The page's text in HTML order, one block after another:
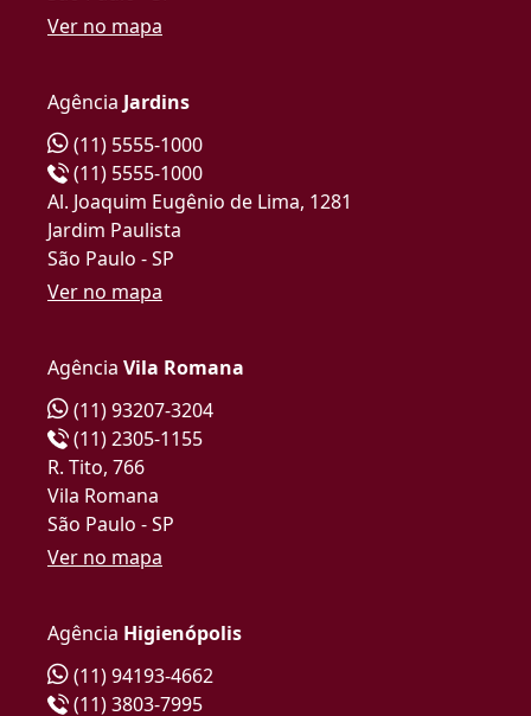
Ver no mapa
Agência Jardins
(11) 5555-1000
(11) 5555-1000
Al. Joaquim Eugênio de Lima, 1281
Jardim Paulista
São Paulo - SP
Ver no mapa
Agência Vila Romana
(11) 93207-3204
(11) 2305-1155
R. Tito, 766
Vila Romana
São Paulo - SP
Ver no mapa
Agência Higienópolis
(11) 94193-4662
(11) 3803-7995